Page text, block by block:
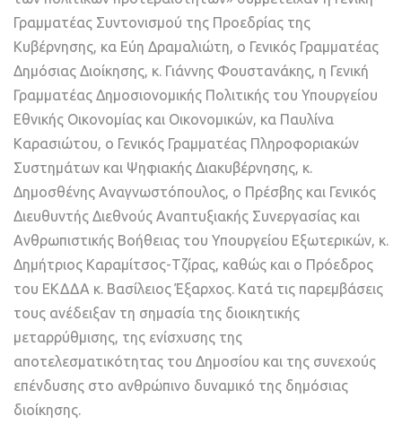
Γραμματέας Συντονισμού της Προεδρίας της
Κυβέρνησης, κα Εύη Δραμαλιώτη, ο Γενικός Γραμματέας
Δημόσιας Διοίκησης, κ. Γιάννης Φουστανάκης, η Γενική
Γραμματέας Δημοσιονομικής Πολιτικής του Υπουργείου
Εθνικής Οικονομίας και Οικονομικών, κα Παυλίνα
Καρασιώτου, ο Γενικός Γραμματέας Πληροφοριακών
Συστημάτων και Ψηφιακής Διακυβέρνησης, κ.
Δημοσθένης Αναγνωστόπουλος, ο Πρέσβης και Γενικός
Διευθυντής Διεθνούς Αναπτυξιακής Συνεργασίας και
Ανθρωπιστικής Βοήθειας του Υπουργείου Εξωτερικών, κ.
Δημήτριος Καραμίτσος-Τζίρας, καθώς και ο Πρόεδρος
του ΕΚΔΔΑ κ. Βασίλειος Έξαρχος. Κατά τις παρεμβάσεις
τους ανέδειξαν τη σημασία της διοικητικής
μεταρρύθμισης, της ενίσχυσης της
αποτελεσματικότητας του Δημοσίου και της συνεχούς
επένδυσης στο ανθρώπινο δυναμικό της δημόσιας
διοίκησης.